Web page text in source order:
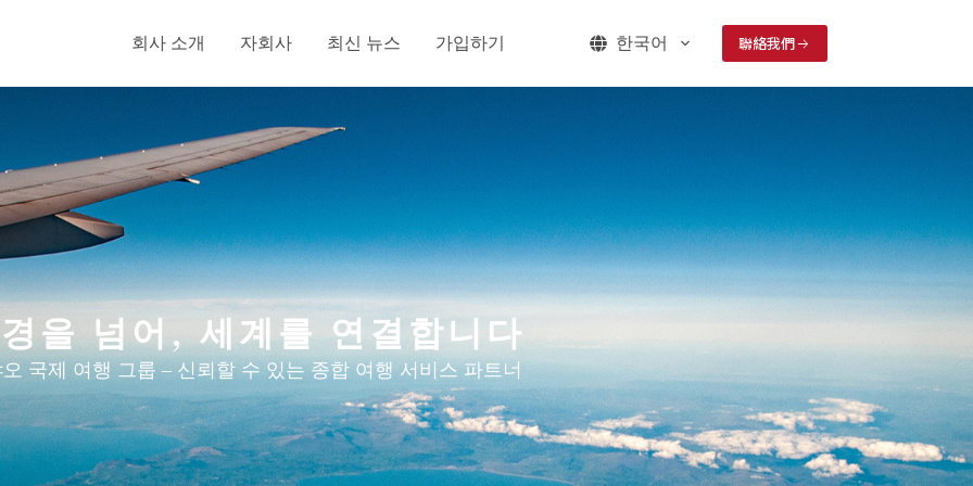
회사 소개 자회사 최신 뉴스 가입하기 한국어 聯絡我們
을 넘어, 세계를 연결합니다
국제 여행 그룹 – 신뢰할 수 있는 종합 여행 서비스 파트너